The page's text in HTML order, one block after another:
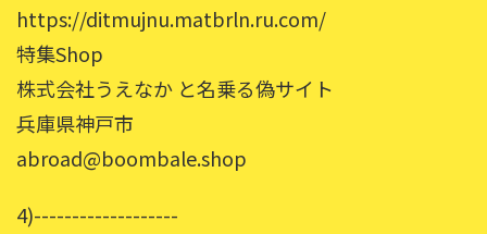
https://ditmujnu.matbrln.ru.com/
特集Shop
株式会社うえなか と名乗る偽サイト
兵庫県神戸市
abroad@boombale.shop
4)-------------------